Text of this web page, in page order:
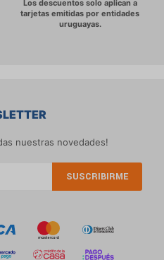
nuestras novedades!
SUSCRIBIRME